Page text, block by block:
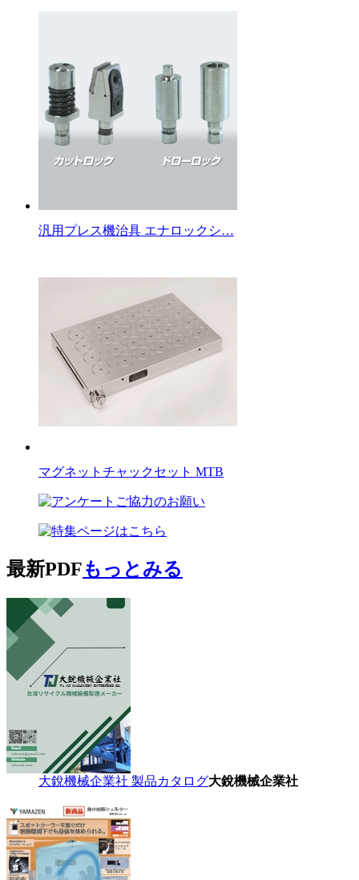
汎用プレス機治具 エナロックシ…
マグネットチャックセット MTB
最新PDFもっとみる
大銳機械企業社 製品カタログ大銳機械企業社